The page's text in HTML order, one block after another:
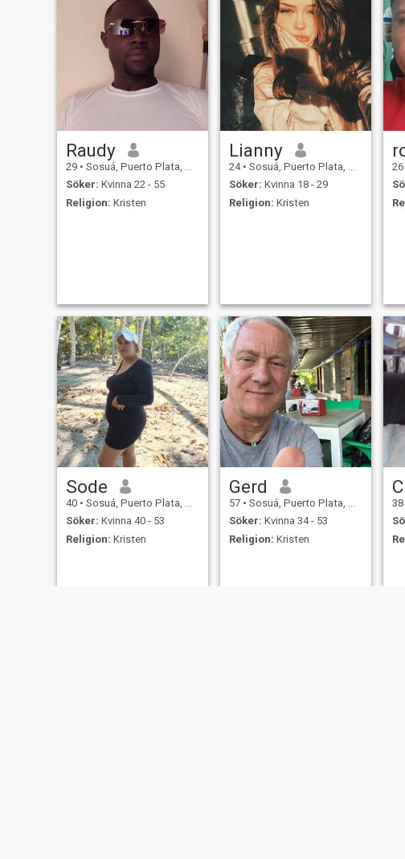
Raudy
29 • Sosuá, Puerto Plata, Dominikanska Rep.
Söker: Kvinna 22 - 55
Religion: Kristen
Lianny
24 • Sosuá, Puerto Plata, Dominikanska Rep.
Söker: Kvinna 18 - 29
Religion: Kristen
26
Sode
40 • Sosuá, Puerto Plata, Dominikanska Rep.
Söker: Kvinna 40 - 53
Religion: Kristen
Gerd
57 • Sosuá, Puerto Plata, Dominikanska Rep.
Söker: Kvinna 34 - 53
Religion: Kristen
38